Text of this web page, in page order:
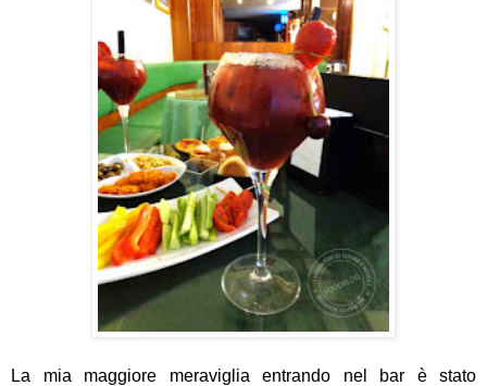
La mia maggiore meraviglia entrando nel bar è stato